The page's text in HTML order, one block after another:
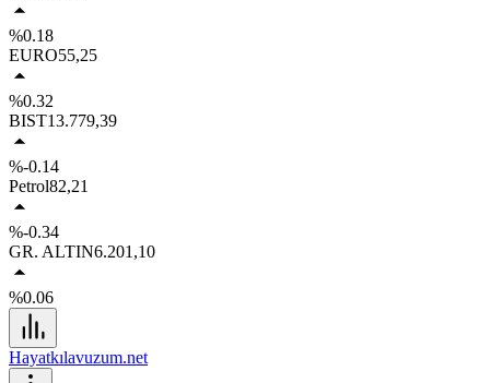
%0.18
EURO55,25
%0.32
BIST13.779,39
%-0.14
Petrol82,21
%-0.34
GR. ALTIN6.201,10
%0.06
Hayatkılavuzum.net